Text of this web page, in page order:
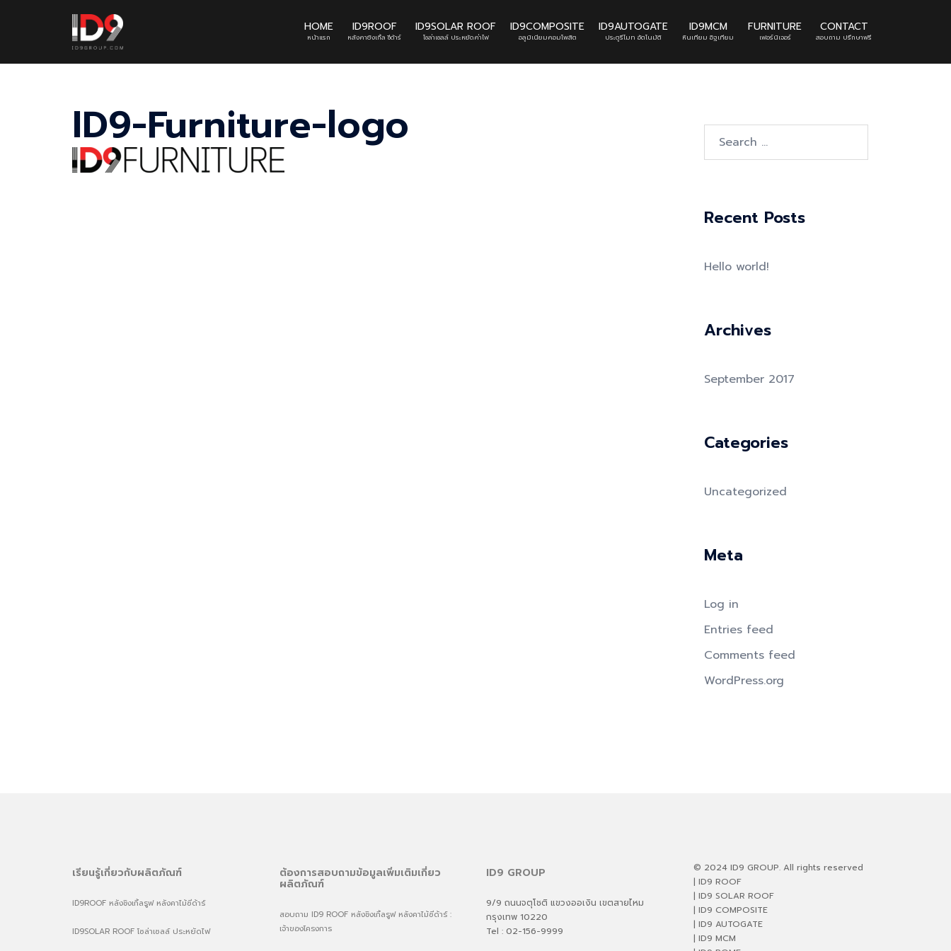
HOME
หน้าแรก
ID9ROOF
หลังคาชิงเกิ้ล ซีด้าร์
ID9SOLAR ROOF
โซล่าเซลล์ ประหยัดค่าไฟ
ID9COMPOSITE
อลูมิเนียมคอมโพสิต
ID9AUTOGATE
ประตูรีโมท อัตโนมัติ
ID9MCM
หินเทียม อิฐเทียม
FURNITURE
เฟอร์นิเจอร์
CONTACT
สอบถาม ปรึกษาฟรี
ID9-Furniture-logo
for:
Recent Posts
Hello world!
Archives
September 2017
Categories
Uncategorized
Meta
Log in
Entries feed
Comments feed
WordPress.org
เรียนรู้เกี่ยวกับผลิตภัณฑ์
ID9ROOF หลังชิงเกิ้ลรูฟ หลังคาไม้ซีด้าร์
ID9SOLAR ROOF โซล่าเซลล์ ประหยัดไฟ
ต้องการสอบถามข้อมูลเพิ่มเติมเกี่ยว
ผลิตภัณฑ์
สอบถาม ID9 ROOF หลังชิงเกิ้ลรูฟ หลังคาไม้ซีด้าร์ :
เจ้าของโครงการ
ID9 GROUP
9/9 ถนนจตุโชติ แขวงออเงิน เขตสายไหม
กรุงเทพ 10220
Tel : 02-156-9999
© 2024 ID9 GROUP. All rights reserved
| ID9 ROOF
| ID9 SOLAR ROOF
| ID9 COMPOSITE
| ID9 AUTOGATE
| ID9 MCM